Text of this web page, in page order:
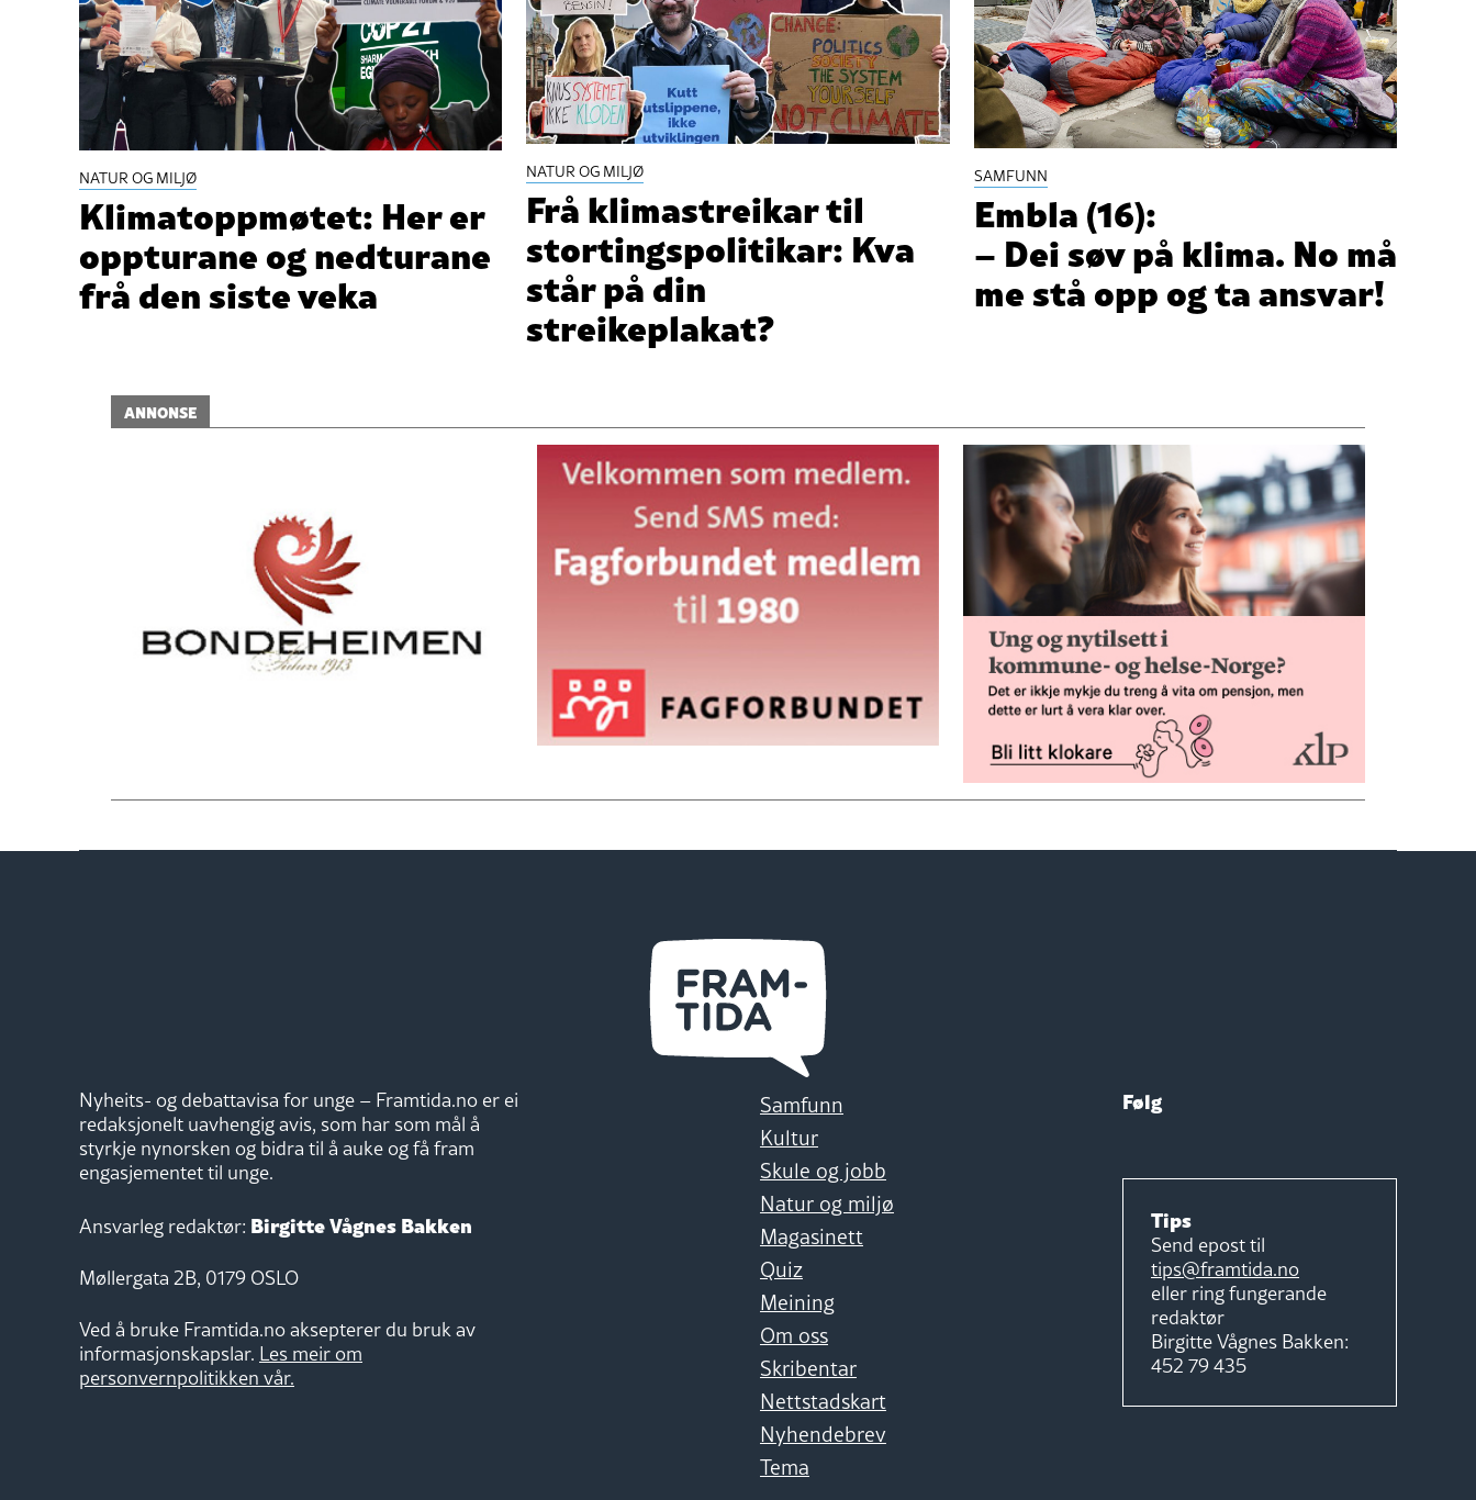
NATUR OG MILJØ
Klimatoppmøtet: Her er
oppturane og nedturane
frå den siste veka
NATUR OG MILJØ
Frå klimastreikar til
stortingspolitikar: Kva
står på din
streikeplakat?
SAMFUNN
Embla (16):
– Dei søv på klima. No må
me stå opp og ta ansvar!
ANNONSE
Nyheits- og debattavisa for unge – Framtida.no er ei
redaksjonelt uavhengig avis, som har som mål å
styrkje nynorsken og bidra til å auke og få fram
engasjementet til unge.
Ansvarleg redaktør: Birgitte Vågnes Bakken
Møllergata 2B, 0179 OSLO
Ved å bruke Framtida.no aksepterer du bruk av
informasjonskapslar. Les meir om
personvernpolitikken vår.
Samfunn
Kultur
Skule og jobb
Natur og miljø
Magasinett
Quiz
Meining
Om oss
Skribentar
Nettstadskart
Nyhendebrev
Tema
Følg
Tips
Send epost til
tips@framtida.no
eller ring fungerande
redaktør
Birgitte Vågnes Bakken:
452 79 435